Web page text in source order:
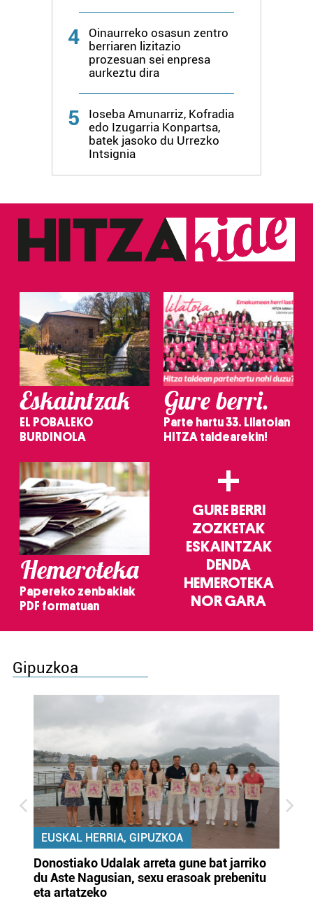
4
Oinaurreko osasun zentro
berriaren lizitazio
prozesuan sei enpresa
aurkeztu dira
5
Ioseba Amunarriz, Kofradia
edo Izugarria Konpartsa,
batek jasoko du Urrezko
Intsignia
Eskaintzak
EL POBALEKO
BURDINOLA
Gure berri.
Parte hartu 33. Lilatoian
HITZA taldearekin!
Hemeroteka
Papereko zenbakiak
PDF formatuan
+
GURE BERRI
ZOZKETAK
ESKAINTZAK
DENDA
HEMEROTEKA
NOR GARA
Gipuzkoa
EUSKAL HERRIA, GIPUZKOA
Donostiako Udalak arreta gune bat jarriko
du Aste Nagusian, sexu erasoak prebenitu
eta artatzeko